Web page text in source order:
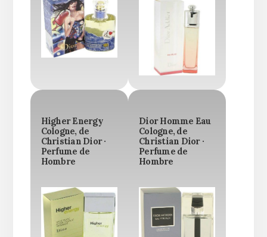
Higher Energy
Cologne, de
Christian Dior ·
Perfume de
Hombre
Dior Homme Eau
Cologne, de
Christian Dior ·
Perfume de
Hombre